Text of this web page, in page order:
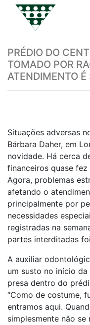
PRÉDIO DO
TOMADO POR
ATENDIMENTO É
Situações adversas
Bárbara Daher, em
novidade. Há cerca
financeiros quase
Agora, problemas
afetando o
principalmente por
necessidades
registradas na
partes interditadas
A auxiliar
um susto no início
presa dentro do
“Como de costume,
entramos aqui.
simplesmente não